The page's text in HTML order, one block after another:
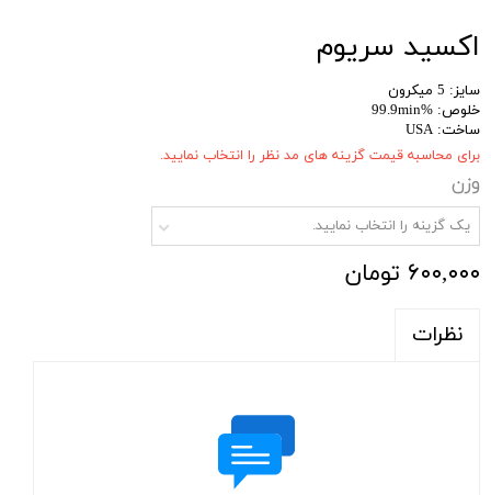
اکسید سریوم
۶۰۰,۰۰۰ تومان
برای محاسبه قیمت گزینه های مد نظر را انتخاب نمایید.
سایز: 5 میکرون
خلوص: %99.9min
ساخت: USA
وزن
یک گزینه را انتخاب نمایید.
نظرات